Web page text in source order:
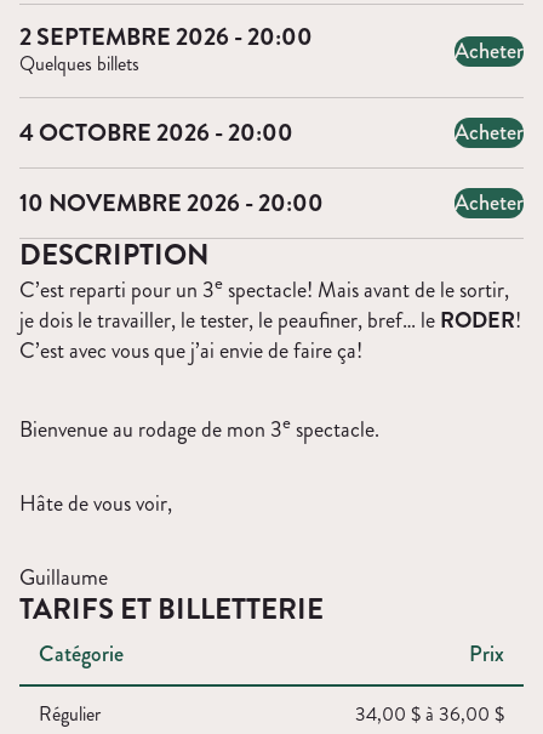
2 SEPTEMBRE 2026 - 20:00
Quelques billets Acheter
4 OCTOBRE 2026 - 20:00 Acheter
10 NOVEMBRE 2026 - 20:00 Acheter
DESCRIPTION
C’est reparti pour un 3espectacle! Mais avant de le sortir,
je dois le travailler, le tester, le peaufiner, bref… leRODER!
C’est avec vous que j’ai envie de faire ça!
Bienvenue au rodage de mon 3espectacle.
Hâte de vous voir,
Guillaume
TARIFS ET BILLETTERIE
Catégorie Prix
Régulier 34,00 $ à 36,00 $